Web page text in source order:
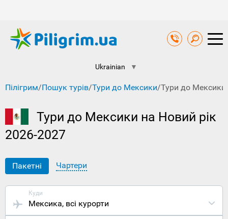
Ukrainian ▼
Пілігрим/Пошук турів/Тури до Мексики/Тури до Мексики
Тури до Мексики на Новий рік
2026-2027
Пакетні Чартери
Куди
Мексика, всі курорти